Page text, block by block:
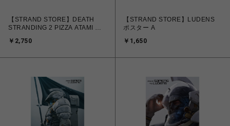
【STRAND STORE】DEATH
STRANDING 2 PIZZA ATAMI フ
￥2,750
【STRAND STORE】LUDENS
ポスター A
￥1,650